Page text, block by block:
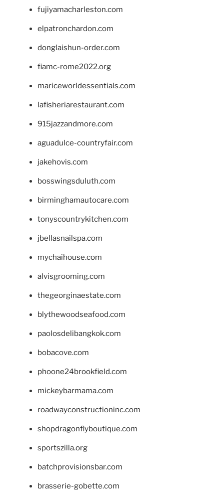
fujiyamacharleston.com
elpatronchardon.com
donglaishun-order.com
fiamc-rome2022.org
mariceworldessentials.com
lafisheriarestaurant.com
915jazzandmore.com
aguadulce-countryfair.com
jakehovis.com
bosswingsduluth.com
birminghamautocare.com
tonyscountrykitchen.com
jbellasnailspa.com
mychaihouse.com
alvisgrooming.com
thegeorginaestate.com
blythewoodseafood.com
paolosdelibangkok.com
bobacove.com
phoone24brookfield.com
mickeybarmama.com
roadwayconstructioninc.com
shopdragonflyboutique.com
sportszilla.org
batchprovisionsbar.com
brasserie-gobette.com